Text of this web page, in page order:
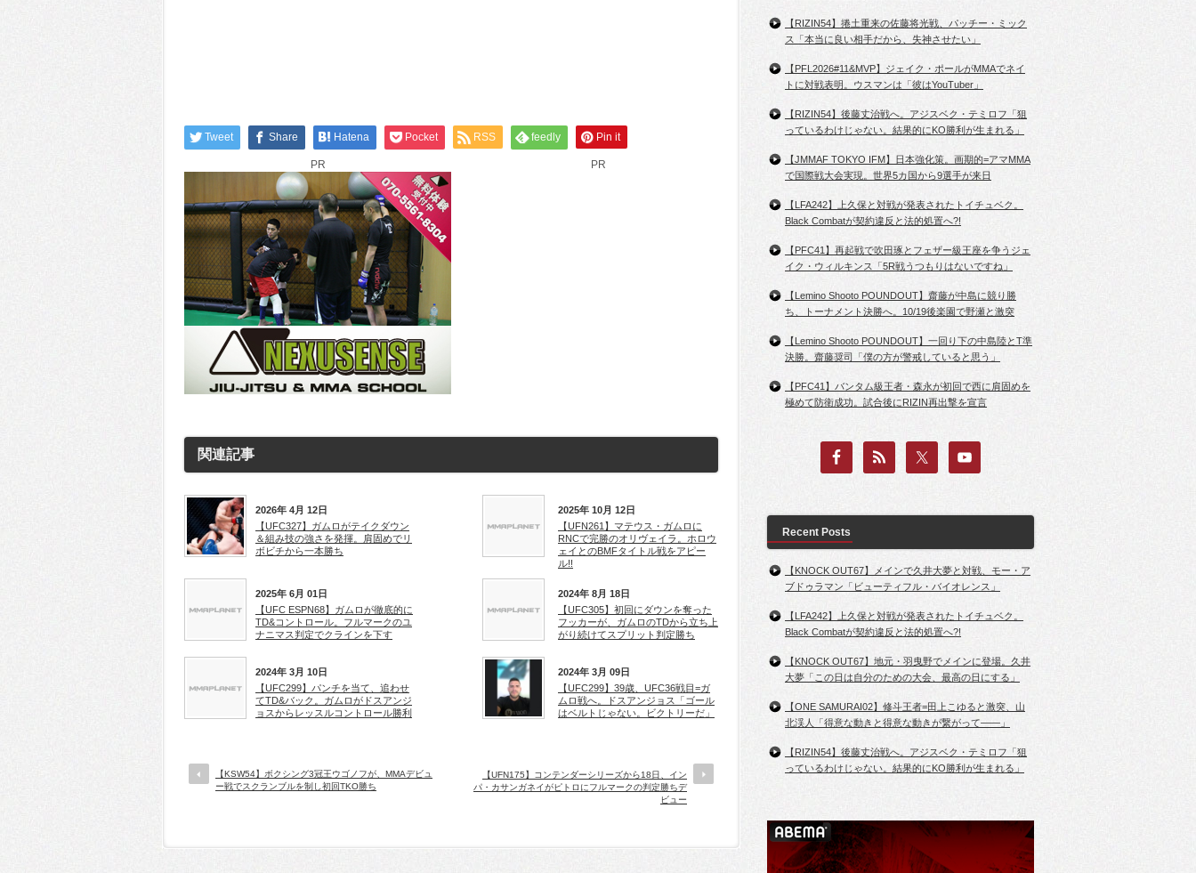
Tweet Share Hatena Pocket RSS feedly Pin it
PR PR
関連記事
2026年 4月 12日
【UFC327】ガムロがテイクダウン
＆組み技の強さを発揮。肩固めでリ
ボビチから一本勝ち
2025年 10月 12日
【UFN261】マテウス・ガムロに
RNCで完勝のオリヴェイラ。ホロウ
ェイとのBMFタイトル戦をアピー
ル!!
2025年 6月 01日
【UFC ESPN68】ガムロが徹底的に
TD&コントロール。フルマークのユ
ナニマス判定でクラインを下す
2024年 8月 18日
【UFC305】初回にダウンを奪った
フッカーが、ガムロのTDから立ち上
がり続けてスプリット判定勝ち
2024年 3月 10日
【UFC299】パンチを当て、追わせ
てTD&バック。ガムロがドスアンジ
ョスからレッスルコントロール勝利
2024年 3月 09日
【UFC299】39歳、UFC36戦目=ガ
ムロ戦へ。ドスアンジョス「ゴール
はベルトじゃない。ビクトリーだ」
【KSW54】ボクシング3冠王ウゴノフが、MMAデビュ
ー戦でスクランブルを制し初回TKO勝ち
【UFN175】コンテンダーシリーズから18日、イン
パ・カサンガネイがピトロにフルマークの判定勝ちデ
ビュー
【RIZIN54】捲土重来の佐藤将光戦、パッチー・ミック
ス「本当に良い相手だから、失神させたい」
【PFL2026#11&MVP】ジェイク・ポールがMMAでネイ
トに対戦表明。ウスマンは「彼はYouTuber」
【RIZIN54】後藤丈治戦へ。アジスベク・テミロフ「狙
っているわけじゃない。結果的にKO勝利が生まれる」
【JMMAF TOKYO IFM】日本強化策。画期的=アマMMA
で国際戦大会実現。世界5カ国から9選手が来日
【LFA242】上久保と対戦が発表されたトイチュベク。
Black Combatが契約違反と法的処置へ?!
【PFC41】再起戦で吹田琢とフェザー級王座を争うジェ
イク・ウィルキンス「5R戦うつもりはないですね」
【Lemino Shooto POUNDOUT】齋藤が中島に競り勝
ち、トーナメント決勝へ。10/19後楽園で野瀬と激突
【Lemino Shooto POUNDOUT】一回り下の中島陸とT準
決勝。齋藤奨司「僕の方が警戒していると思う」
【PFC41】バンタム級王者・森永が初回で西に肩固めを
極めて防衛成功。試合後にRIZIN再出撃を宣言
Recent Posts
【KNOCK OUT67】メインで久井大夢と対戦、モー・ア
ブドゥラマン「ビューティフル・バイオレンス」
【LFA242】上久保と対戦が発表されたトイチュベク。
Black Combatが契約違反と法的処置へ?!
【KNOCK OUT67】地元・羽曳野でメインに登場。久井
大夢「この日は自分のための大会、最高の日にする」
【ONE SAMURAI02】修斗王者=田上こゆると激突、山
北渓人「得意な動きと得意な動きが繋がって――」
【RIZIN54】後藤丈治戦へ。アジスベク・テミロフ「狙
っているわけじゃない。結果的にKO勝利が生まれる」